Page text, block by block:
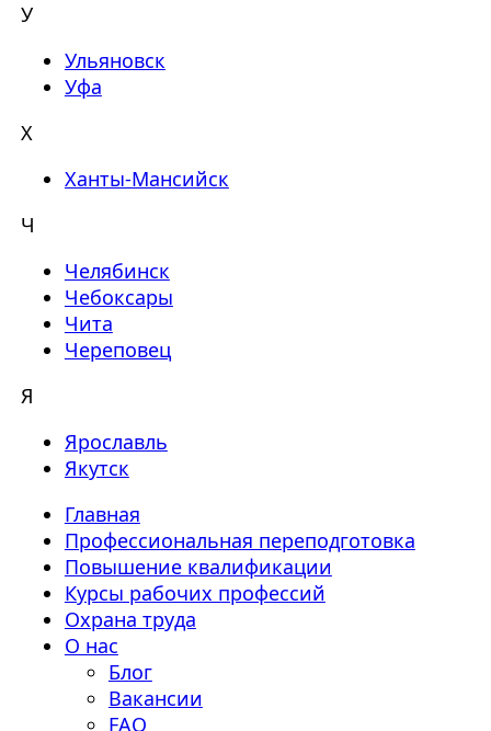
У
Ульяновск
Уфа
Х
Ханты-Мансийск
Ч
Челябинск
Чебоксары
Чита
Череповец
Я
Ярославль
Якутск
Главная
Профессиональная переподготовка
Повышение квалификации
Курсы рабочих профессий
Охрана труда
О нас
Блог
Вакансии
FAQ